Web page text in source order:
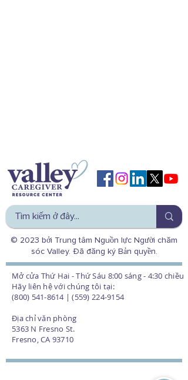
© 2023 bởi Trung tâm Nguồn lực Người chăm
sóc Valley. Đã đăng ký Bản quyền.
Mở cửa Thứ Hai - Thứ Sáu 8:00 sáng - 4:30 chiều
Hãy liên hệ với chúng tôi tại:
(800) 541-8614 | (559) 224-9154
Địa chỉ văn phòng
5363 N Fresno St.
Fresno, CA 93710